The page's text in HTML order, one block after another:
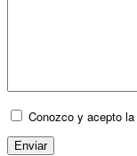
Conozco y acepto la